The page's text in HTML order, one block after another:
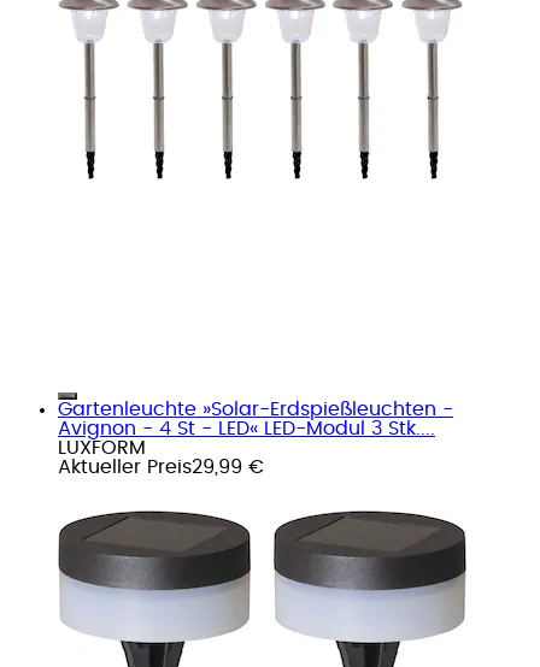
Gartenleuchte »Solar-Erdspießleuchten -
Avignon - 4 St - LED« LED-Modul 3 Stk....
LUXFORM
Aktueller Preis29,99 €